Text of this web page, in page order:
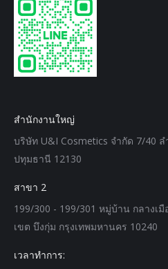
สำนักงานใหญ่
บริษัท U&I Cosmetics จำกัด 7/40
ปทุมธานี 12130
สาขา 2
199/300 - 199/301 หมู่บ้าน กลางเ
เขต บึงกุ่ม กรุงเทพมหานคร 10240
เวลาทำการ: